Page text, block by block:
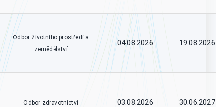
Odbor životního prostředí a
zemědělství
04.08.2026 19.08.2026
Odbor zdravotnictví 03.08.2026 30.06.2027